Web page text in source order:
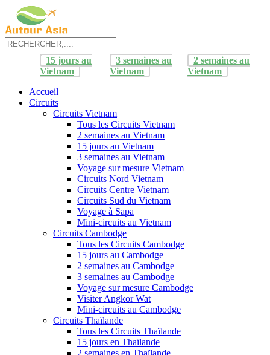
15 jours au
Vietnam
3 semaines au
Vietnam
2 semaines au
Vietnam
Accueil
Circuits
Circuits Vietnam
Tous les Circuits Vietnam
2 semaines au Vietnam
15 jours au Vietnam
3 semaines au Vietnam
Voyage sur mesure Vietnam
Circuits Nord Vietnam
Circuits Centre Vietnam
Circuits Sud du Vietnam
Voyage à Sapa
Mini-circuits au Vietnam
Circuits Cambodge
Tous les Circuits Cambodge
15 jours au Cambodge
2 semaines au Cambodge
3 semaines au Cambodge
Voyage sur mesure Cambodge
Visiter Angkor Wat
Mini-circuits au Cambodge
Circuits Thaïlande
Tous les Circuits Thaïlande
15 jours en Thaïlande
2 semaines en Thaïlande